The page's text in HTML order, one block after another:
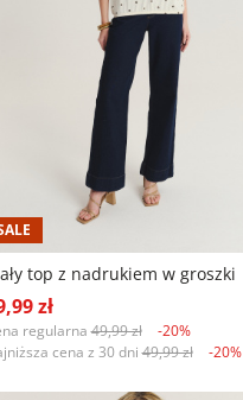
top z nadrukiem w groszki
zł
regularna49,99 zł
-20%
cena z 30 dni49,99 zł -20%